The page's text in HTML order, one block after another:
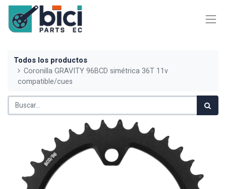
Todos los productos
Coronilla GRAVITY 96BCD simétrica 36T 11v
compatible/cues